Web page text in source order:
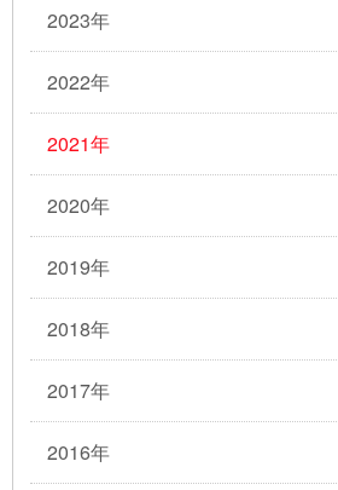
2023年
2022年
2021年
2020年
2019年
2018年
2017年
2016年